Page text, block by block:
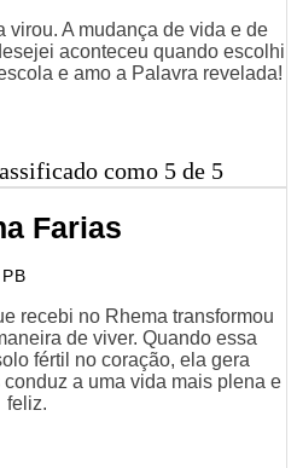
virou. A mudança de vida e de
aconteceu quando escolhi
e amo a Palavra revelada!
como 5 de 5
Farias
recebi no Rhema transformou
de viver. Quando essa
fértil no coração, ela gera
a uma vida mais plena e
feliz.